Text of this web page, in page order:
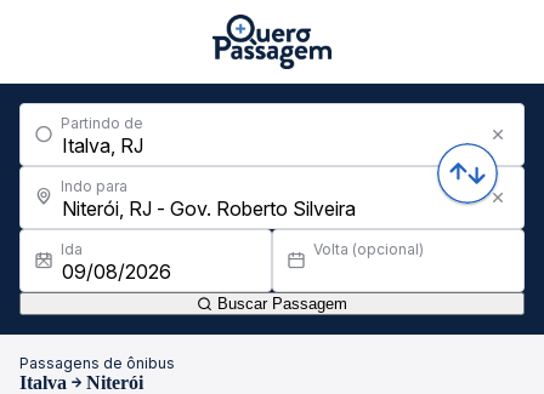
Partindo de
Indo para
Ida Volta (opcional)
Buscar Passagem
Passagens de ônibus
Italva Niterói